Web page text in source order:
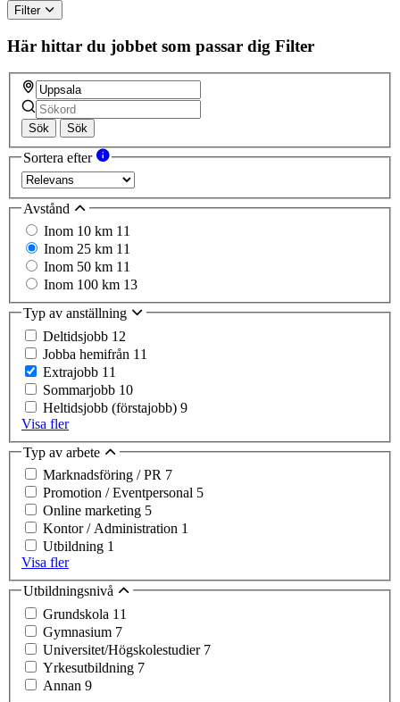
Filter
Här hittar du jobbet som passar dig Filter
Sök Sök
Sortera efter
Avstånd
Inom 10 km 11
Inom 25 km 11
Inom 50 km 11
Inom 100 km 13
Typ av anställning
Deltidsjobb 12
Jobba hemifrån 11
Extrajobb 11
Sommarjobb 10
Heltidsjobb (förstajobb) 9
Visa fler
Typ av arbete
Marknadsföring / PR 7
Promotion / Eventpersonal 5
Online marketing 5
Kontor / Administration 1
Utbildning 1
Visa fler
Utbildningsnivå
Grundskola 11
Gymnasium 7
Universitet/Högskolestudier 7
Yrkesutbildning 7
Annan 9